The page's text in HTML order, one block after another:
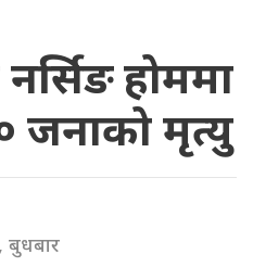
होममा
जनाको मृत्यु
बुधबार